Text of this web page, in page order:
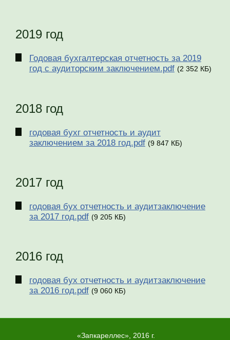
2019 год
Годовая бухгалтерская отчетность за 2019
год с аудиторским заключением.pdf (2 352 КБ)
2018 год
годовая бухг отчетность и аудит
заключением за 2018 год.pdf (9 847 КБ)
2017 год
годовая бух отчетность и аудитзаключение
за 2017 год.pdf (9 205 КБ)
2016 год
годовая бух отчетность и аудитзаключение
за 2016 год.pdf (9 060 КБ)
«Запкареллес», 2016 г.